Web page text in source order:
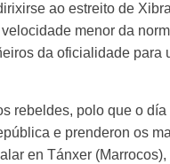
ao estreito de
menor da
da oficialidade para
rebeldes, polo que o día
e prenderon os
en Tánxer (Marrocos),